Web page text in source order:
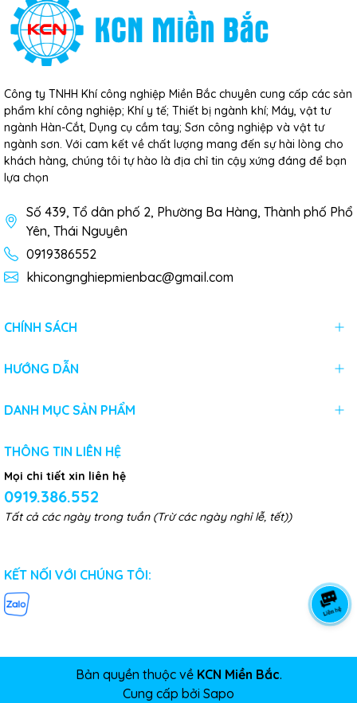
Công ty TNHH Khí công nghiệp Miền Bắc chuyên cung cấp các sản
phẩm khí công nghiệp; Khí y tế; Thiết bị ngành khí; Máy, vật tư
ngành Hàn-Cắt, Dụng cụ cầm tay; Sơn công nghiệp và vật tư
ngành sơn. Với cam kết về chất lượng mang đến sự hài lòng cho
khách hàng, chúng tôi tự hào là địa chỉ tin cậy xứng đáng để bạn
lựa chọn
Số 439, Tổ dân phố 2, Phường Ba Hàng, Thành phố Phổ
Yên, Thái Nguyên
0919386552
khicongnghiepmienbac@gmail.com
CHÍNH SÁCH
HƯỚNG DẪN
DANH MỤC SẢN PHẨM
THÔNG TIN LIÊN HỆ
Mọi chi tiết xin liên hệ
0919.386.552
Tất cả các ngày trong tuần (Trừ các ngày nghỉ lễ, tết))
KẾT NỐI VỚI CHÚNG TÔI:
Bản quyền thuộc về KCN Miền Bắc.
Cung cấp bởi Sapo